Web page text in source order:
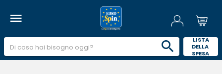
LISTA
DELLA
SPESA